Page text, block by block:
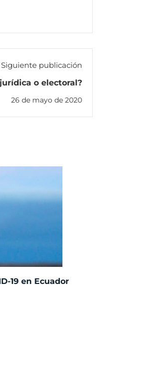
Siguiente publicación
o electoral?
26 de mayo de 2020
19 en Ecuador